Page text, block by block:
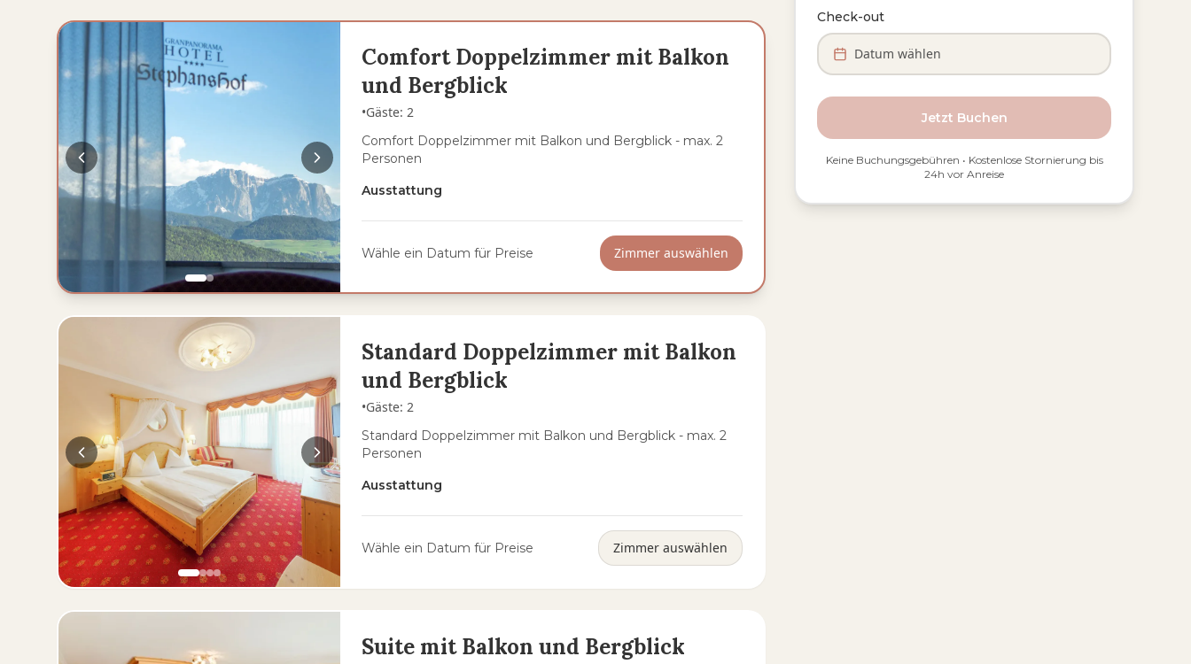
Comfort Doppelzimmer mit Balkon
und Bergblick
•Gäste:2
Comfort Doppelzimmer mit Balkon und Bergblick - max. 2
Personen
Ausstattung
Wähle ein Datum für Preise Zimmer auswählen
Standard Doppelzimmer mit Balkon
und Bergblick
•Gäste:2
Standard Doppelzimmer mit Balkon und Bergblick - max. 2
Personen
Ausstattung
Wähle ein Datum für Preise Zimmer auswählen
Suite mit Balkon und Bergblick
Check-out
Datum wählen
Jetzt Buchen
Keine Buchungsgebühren • Kostenlose Stornierung bis
24h vor Anreise